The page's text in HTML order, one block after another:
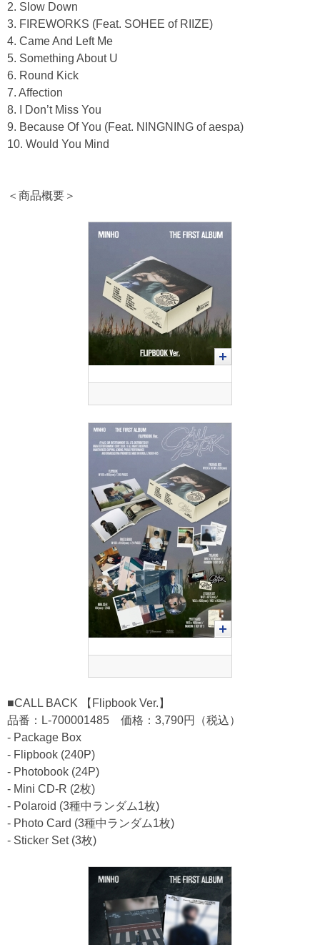
2. Slow Down
3. FIREWORKS (Feat. SOHEE of RIIZE)
4. Came And Left Me
5. Something About U
6. Round Kick
7. Affection
8. I Don’t Miss You
9. Because Of You (Feat. NINGNING of aespa)
10. Would You Mind
＜商品概要＞
■CALL BACK 【Flipbook Ver.】
品番：L-700001485 価格：3,790円（税込）
- Package Box
- Flipbook (240P)
- Photobook (24P)
- Mini CD-R (2枚)
- Polaroid (3種中ランダム1枚)
- Photo Card (3種中ランダム1枚)
- Sticker Set (3枚)